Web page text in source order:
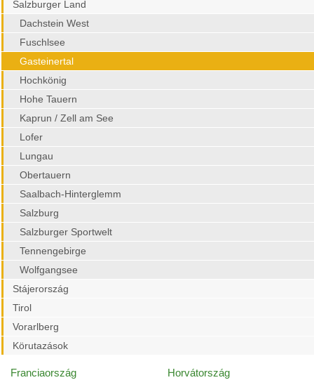
Salzburger Land
Dachstein West
Fuschlsee
Gasteinertal
Hochkönig
Hohe Tauern
Kaprun / Zell am See
Lofer
Lungau
Obertauern
Saalbach-Hinterglemm
Salzburg
Salzburger Sportwelt
Tennengebirge
Wolfgangsee
Stájerország
Tirol
Vorarlberg
Körutazások
Franciaország
Horvátország